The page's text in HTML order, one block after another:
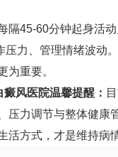
45-60分钟起身活动
力、管理情绪波动
为重要。
癜风医院温馨提醒：
压力调节与整体健康
方式，才是维持病